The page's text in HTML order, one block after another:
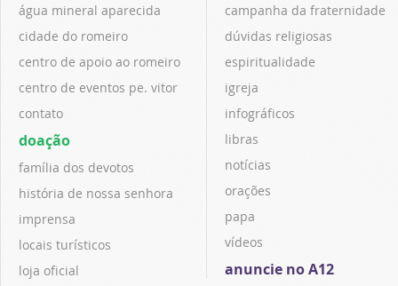
água mineral aparecida
cidade do romeiro
centro de apoio ao romeiro
centro de eventos pe. vitor
contato
doação
família dos devotos
história de nossa senhora
imprensa
locais turísticos
loja oficial
campanha da fraternidade
dúvidas religiosas
espiritualidade
igreja
infográficos
libras
notícias
orações
papa
vídeos
anuncie no A12